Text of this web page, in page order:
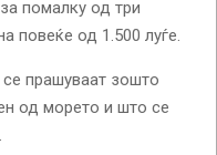
помалку од три
повеќе од 1.500 луѓе.
прашуваат зошто
од морето и што се